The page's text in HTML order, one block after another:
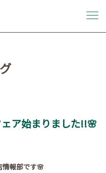
ア始まりました!!🌸
情報部です🌸